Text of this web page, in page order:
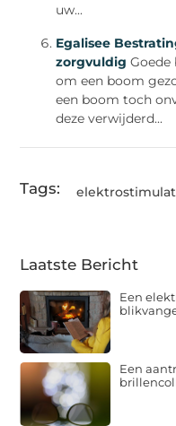
uw...
Egalisee
zorgvuldig
om een boom
een boom toch
deze verwijderd...
Tags:
Laatste Bericht
Een
Een